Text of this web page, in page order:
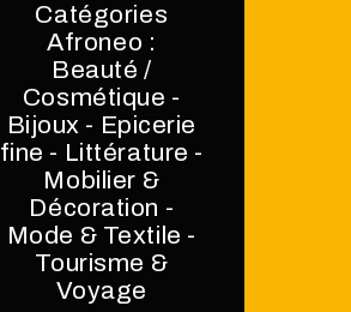
Catégories
Afroneo :
Beauté /
Cosmétique -
Bijoux - Epicerie
fine - Littérature -
Mobilier &
Décoration -
Mode & Textile -
Tourisme &
Voyage